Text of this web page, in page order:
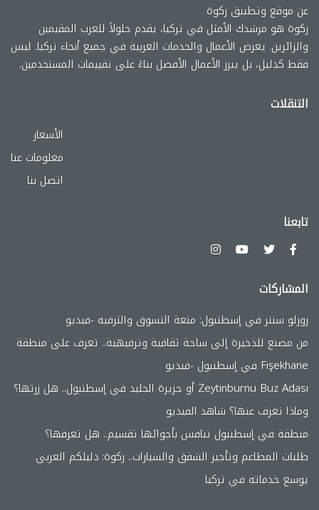
عن موقع وتطببق ركوة
ركوة هو مرشدك الأمثل في تركيا، يقدم حلولاً للعرب المقيمين
والزائرين. يعرض الأعمال والخدمات العربية في جميع أنحاء تركيا. ليس
فقط كدليل، بل يبرز الأعمال الأفضل بناءً على تقييمات المستخدمين.
التنقلات
الأسعار
معلومات عنا
اتصل بنا
تابعنا
المشاركات
زورلو سنتر في إسطنبول: متعة التسوق والترفيه -فيديو
من مصنع للذخيرة إلى ساحة ثقافية وترفيهية.. تعرف على منطقة
Fişekhane في إسطنبول -فيديو
Zeytinburnu Buz Adası أو جزيرة الجليد في إسطنبول.. هل زرتها؟
وماذا تعرف عنها؟ شاهد الفيديو
منطقة في إسطنبول تنافس بأجوائها تقسيم.. هل تعرفها؟
طلبات المطاعم وتأجير الشقق والسيارات.. ركوة: دليلكم العربي
يوسع خدماته في تركيا